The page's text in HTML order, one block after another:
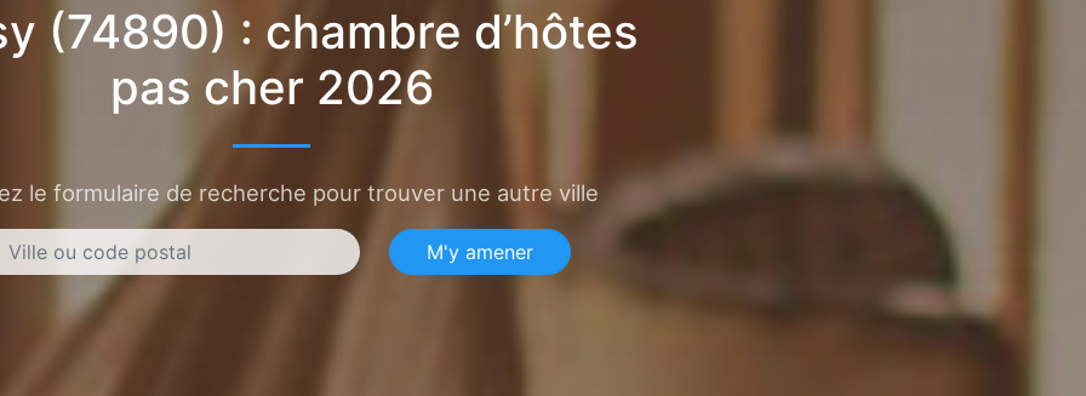
(74890) : chambre d’hôtes
pas cher 2026
le formulaire de recherche pour trouver une autre ville
M'y amener